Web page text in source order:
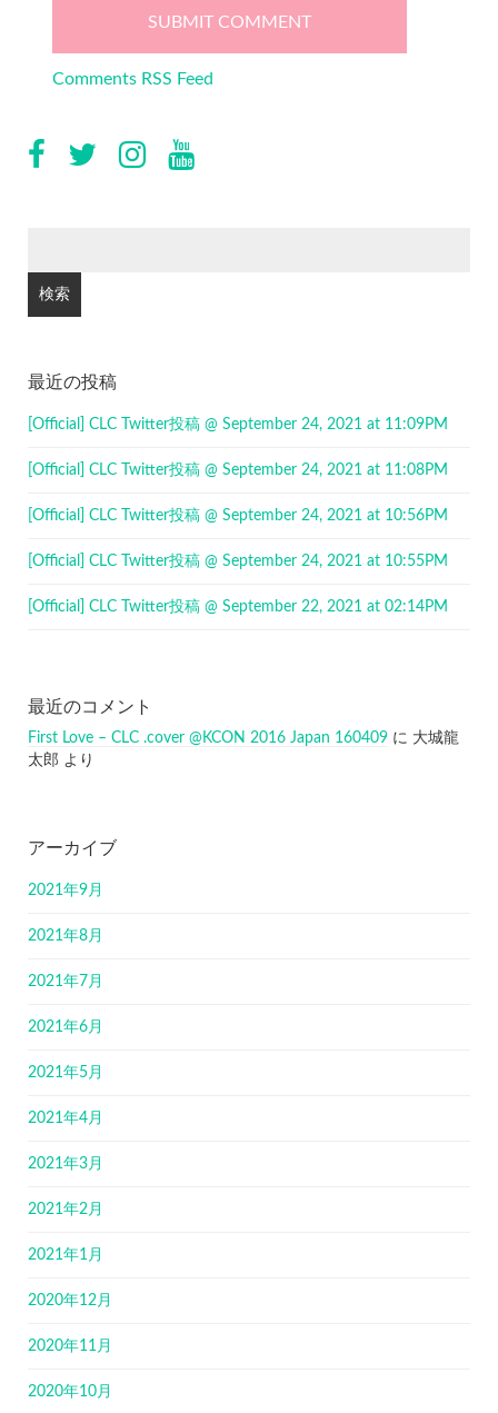
Comments RSS Feed
最近の投稿
[Official] CLC Twitter投稿 @ September 24, 2021 at 11:09PM
[Official] CLC Twitter投稿 @ September 24, 2021 at 11:08PM
[Official] CLC Twitter投稿 @ September 24, 2021 at 10:56PM
[Official] CLC Twitter投稿 @ September 24, 2021 at 10:55PM
[Official] CLC Twitter投稿 @ September 22, 2021 at 02:14PM
最近のコメント
First Love – CLC .cover @KCON 2016 Japan 160409 に 大城龍
太郎 より
アーカイブ
2021年9月
2021年8月
2021年7月
2021年6月
2021年5月
2021年4月
2021年3月
2021年2月
2021年1月
2020年12月
2020年11月
2020年10月